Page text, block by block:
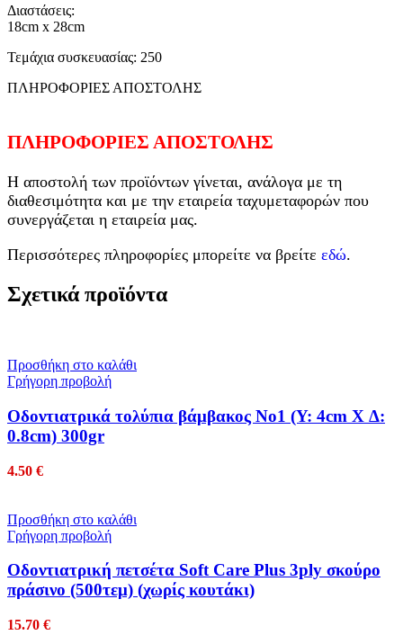
Διαστάσεις:
18cm x 28cm
Τεμάχια συσκευασίας: 250
ΠΛΗΡΟΦΟΡΙΕΣ ΑΠΟΣΤΟΛΗΣ
ΠΛΗΡΟΦΟΡΙΕΣ ΑΠΟΣΤΟΛΗΣ
Η αποστολή των προϊόντων γίνεται, ανάλογα με τη
διαθεσιμότητα και με την εταιρεία ταχυμεταφορών που
συνεργάζεται η εταιρεία μας.
Περισσότερες πληροφορίες μπορείτε να βρείτε εδώ.
Σχετικά προϊόντα
Προσθήκη στο καλάθι
Γρήγορη προβολή
Οδοντιατρικά τολύπια βάμβακος Νο1 (Y: 4cm X Δ:
0.8cm) 300gr
4.50 €
Προσθήκη στο καλάθι
Γρήγορη προβολή
Οδοντιατρική πετσέτα Soft Care Plus 3ply σκούρο
πράσινο (500τεμ) (χωρίς κουτάκι)
15.70 €